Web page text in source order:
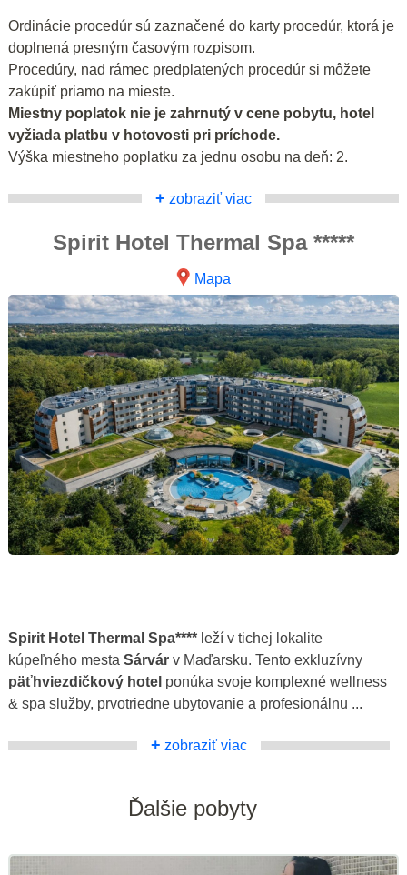
Ordinácie procedúr sú zaznačené do karty procedúr, ktorá je
doplnená presným časovým rozpisom.
Procedúry, nad rámec predplatených procedúr si môžete
zakúpiť priamo na mieste.
Miestny poplatok nie je zahrnutý v cene pobytu, hotel
vyžiada platbu v hotovosti pri príchode.
Výška miestneho poplatku za jednu osobu na deň: 2.
+ zobraziť viac
Spirit Hotel Thermal Spa *****
Mapa
Spirit Hotel Thermal Spa**** leží v tichej lokalite
kúpeľného mesta Sárvár v Maďarsku. Tento exkluzívny
päťhviezdičkový hotel ponúka svoje komplexné wellness
& spa služby, prvotriedne ubytovanie a profesionálnu ...
+ zobraziť viac
Ďalšie pobyty